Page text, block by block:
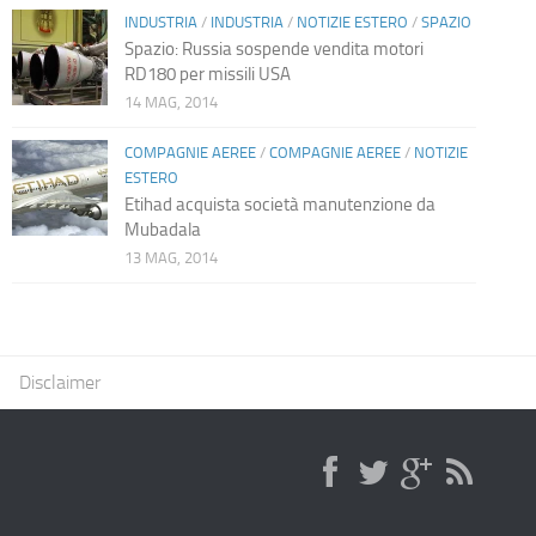
INDUSTRIA / INDUSTRIA / NOTIZIE ESTERO / SPAZIO
Spazio: Russia sospende vendita motori
RD180 per missili USA
14 MAG, 2014
COMPAGNIE AEREE/ COMPAGNIE AEREE/ NOTIZIE
ESTERO
Etihad acquista società manutenzione da
Mubadala
13 MAG, 2014
Disclaimer